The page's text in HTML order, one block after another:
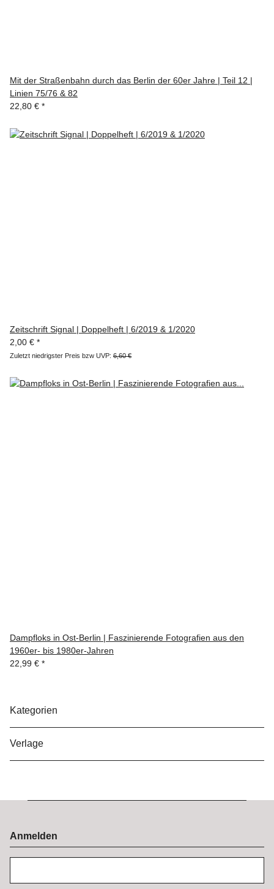
Mit der Straßenbahn durch das Berlin der 60er Jahre | Teil 12 |
Linien 75/76 & 82
22,80 € *
Zeitschrift Signal | Doppelheft | 6/2019 & 1/2020
2,00 € *
Zuletzt niedrigster Preis bzw UVP: 6,60 €
Dampfloks in Ost-Berlin | Faszinierende Fotografien aus den
1960er- bis 1980er-Jahren
22,99 € *
Kategorien
Verlage
Anmelden